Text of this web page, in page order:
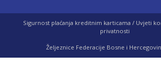
Sigurnost plaćanja kreditnim karticama / Uvjeti
privatnosti
Željeznice Federacije Bosne i